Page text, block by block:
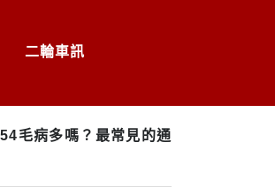
二輪車訊
毛病多嗎？最常見的通